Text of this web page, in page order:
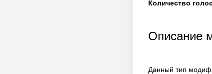
Количество
Описание
Данный тип